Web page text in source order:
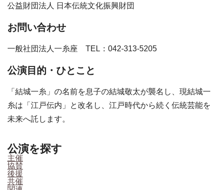
公益財団法人 日本伝統文化振興財団
お問い合わせ
一般社団法人一糸座 TEL：042-313-5205
公演目的・ひとこと
「結城一糸」の名前を息子の結城敬太が襲名し、現結城一
糸は「江戸伝内」と改名し、江戸時代から続く伝統芸能を
未来へ託します。
公演を探す
主催
協賛
後援
共催